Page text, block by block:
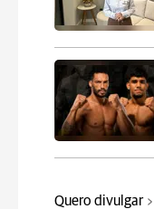
Quero divulgar